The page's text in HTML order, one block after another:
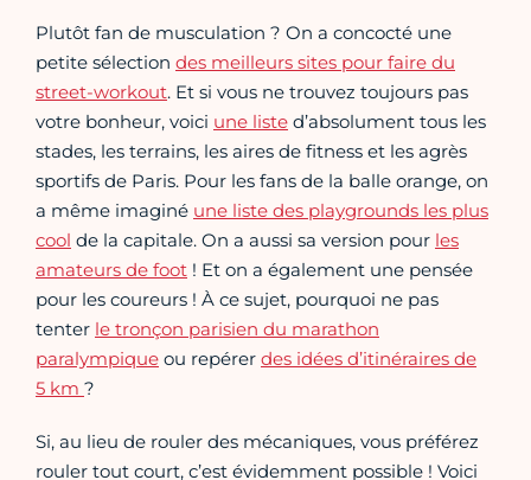
Plutôt fan de musculation ? On a concocté une
petite sélection des meilleurs sites pour faire du
street-workout. Et si vous ne trouvez toujours pas
votre bonheur, voici une liste d’absolument tous les
stades, les terrains, les aires de fitness et les agrès
sportifs de Paris. Pour les fans de la balle orange, on
a même imaginé une liste des playgrounds les plus
cool de la capitale. On a aussi sa version pour les
amateurs de foot ! Et on a également une pensée
pour les coureurs ! À ce sujet, pourquoi ne pas
tenter le tronçon parisien du marathon
paralympique ou repérer des idées d’itinéraires de
5 km ?
Si, au lieu de rouler des mécaniques, vous préférez
rouler tout court, c’est évidemment possible ! Voici